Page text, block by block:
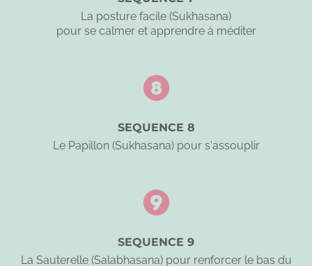
La posture facile (Sukhasana)
pour se calmer et apprendre à méditer
SEQUENCE 8
Le Papillon (Sukhasana) pour s'assouplir
SEQUENCE 9
La Sauterelle (Salabhasana) pour renforcer le bas du